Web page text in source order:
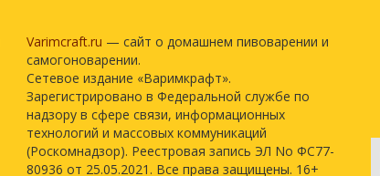
Varimcraft.ru — сайт о домашнем пивоварении и
самогоноварении.
Сетевое издание «Варимкрафт».
Зарегистрировано в Федеральной службе по
надзору в сфере связи, информационных
технологий и массовых коммуникаций
(Роскомнадзор). Реестровая запись ЭЛ No ФС77-
80936 от 25.05.2021. Все права защищены. 16+